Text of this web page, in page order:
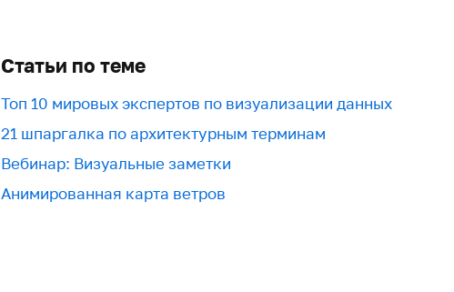
Статьи по теме
Топ 10 мировых экспертов по визуализации данных
21 шпаргалка по архитектурным терминам
Вебинар: Визуальные заметки
Анимированная карта ветров